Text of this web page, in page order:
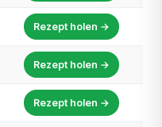
Rezept holen →
Rezept holen →
Rezept holen →